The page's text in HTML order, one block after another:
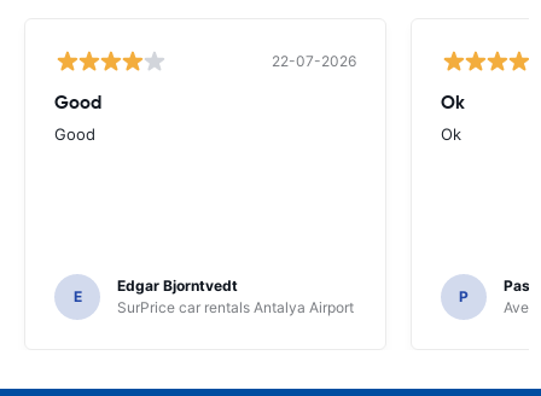
22-07-2026
Good
Good
E
Edgar Bjorntvedt
SurPrice car rentals Antalya Airport
Ok
Ok
P
Avec